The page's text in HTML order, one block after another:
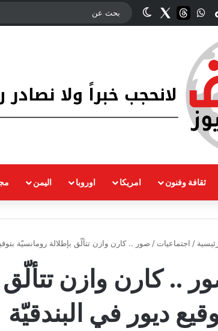
‫TikTokواتسابthreads
Twitterالوضع المظلم
ثقافة وفنون امريكا اوروبا اليمن
/ اجتماعيات / صور .. كارن وازن تتألّق بإطلالة رومانسيّة
.. كارن وازن تتألّق
ديور في البندقيّة